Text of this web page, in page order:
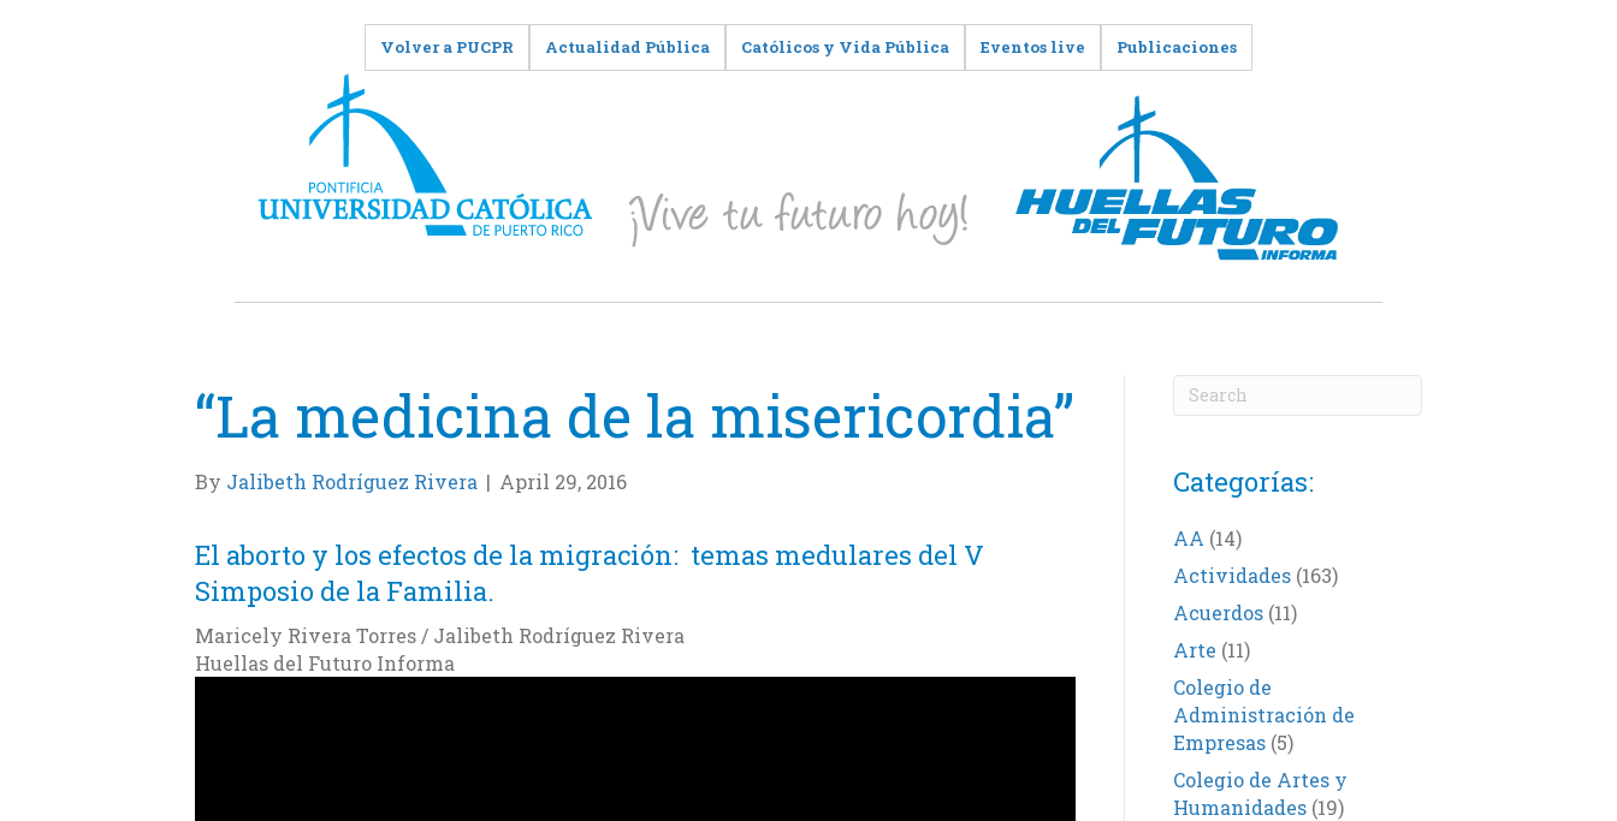
Volver a PUCPR Actualidad Pública Católicos y Vida Pública Eventos live Publicaciones
“La medicina de la misericordia”
By Jalibeth Rodríguez Rivera | April 29, 2016
El aborto y los efectos de la migración: temas medulares del V
Simposio de la Familia.
Maricely Rivera Torres / Jalibeth Rodríguez Rivera
Huellas del Futuro Informa
Categorías:
AA (14)
Actividades(163)
Acuerdos(11)
Arte (11)
Colegio de
Administración de
Empresas(5)
Colegio de Artes y
Humanidades(19)